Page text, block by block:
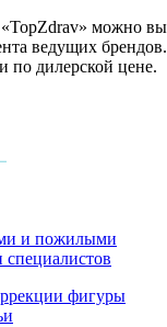
можно
ведущих
по дилерской цене.
и пожилыми
фигуры